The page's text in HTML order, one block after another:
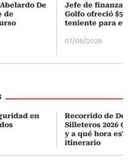
De
de
Jefe de finanzas
Golfo ofreció
teniente para
07/08/2026
en
Recorrido de
Silleteros 2026
y a qué hora es?
itinerario